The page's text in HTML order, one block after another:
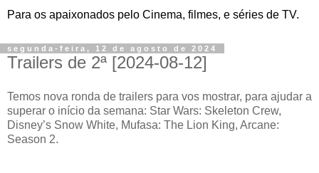
Para os apaixonados pelo Cinema, filmes, e séries de TV.
segunda-feira, 12 de agosto de 2024
Trailers de 2ª [2024-08-12]
Temos nova ronda de trailers para vos mostrar, para ajudar a
superar o início da semana: Star Wars: Skeleton Crew,
Disney’s Snow White, Mufasa: The Lion King, Arcane:
Season 2.